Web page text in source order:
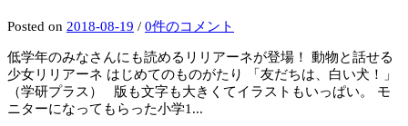
Posted on 2018-08-19 / 0件のコメント
低学年のみなさんにも読めるリリアーネが登場！ 動物と話せる
少女リリアーネ はじめてのものがたり 「友だちは、白い犬！」
（学研プラス） 版も文字も大きくてイラストもいっぱい。 モ
ニターになってもらった小学1...